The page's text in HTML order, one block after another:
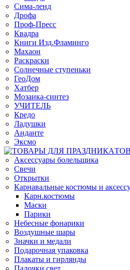
Сима-ленд
Дрофа
Проф-Пресс
Квадра
Книги Изд.Фламинго
Махаон
Раскраски
Солнечные ступеньки
ГеоДом
Хатбер
Мозаика-синтез
УЧИТЕЛЬ
Кредо
Ладушки
Анданте
Эксмо
Аксессуары болельщика
Свечи
Открытки
Карнавальные костюмы и
Карн.костюмы
Маски
Парики
Небесные фонарики
Воздушные шары
Значки и медали
Подарочная упаковка
Плакаты и гирлянды
Палочки свет.